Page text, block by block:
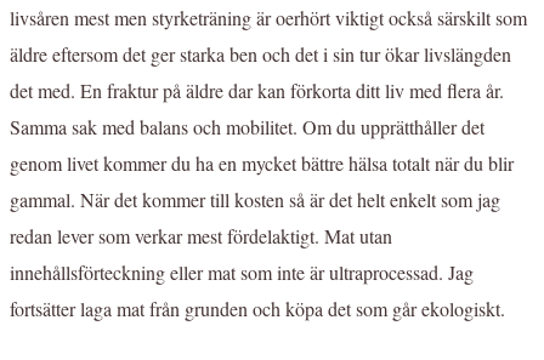
livsåren mest men styrketräning är oerhört viktigt också särskilt som
äldre eftersom det ger starka ben och det i sin tur ökar livslängden
det med. En fraktur på äldre dar kan förkorta ditt liv med flera år.
Samma sak med balans och mobilitet. Om du upprätthåller det
genom livet kommer du ha en mycket bättre hälsa totalt när du blir
gammal. När det kommer till kosten så är det helt enkelt som jag
redan lever som verkar mest fördelaktigt. Mat utan
innehållsförteckning eller mat som inte är ultraprocessad. Jag
fortsätter laga mat från grunden och köpa det som går ekologiskt.